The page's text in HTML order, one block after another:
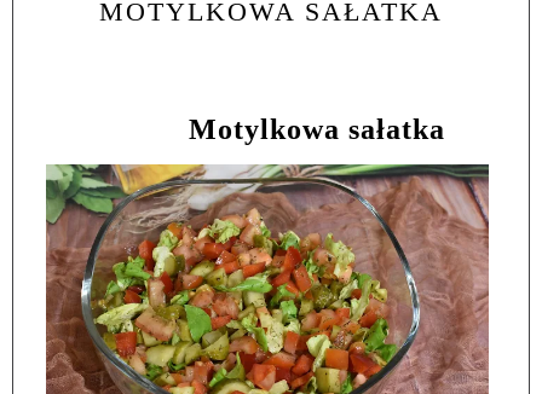
MOTYLKOWA SAŁATKA
Motylkowa sałatka